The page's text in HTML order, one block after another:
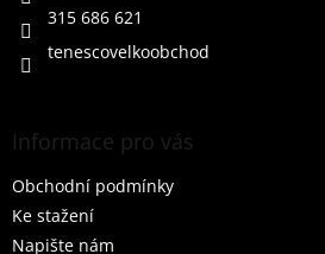
315 686 621
tenescovelkoobchod
Informace pro vás
Obchodní podmínky
Ke stažení
Napište nám